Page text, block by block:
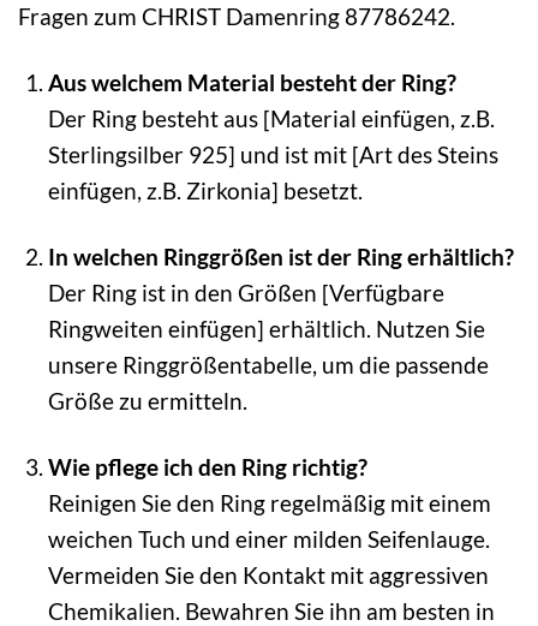
Fragen zum CHRIST Damenring 87786242.
Aus welchem Material besteht der Ring?
Der Ring besteht aus [Material einfügen, z.B.
Sterlingsilber 925] und ist mit [Art des Steins
einfügen, z.B. Zirkonia] besetzt.
In welchen Ringgrößen ist der Ring erhältlich?
Der Ring ist in den Größen [Verfügbare
Ringweiten einfügen] erhältlich. Nutzen Sie
unsere Ringgrößentabelle, um die passende
Größe zu ermitteln.
Wie pflege ich den Ring richtig?
Reinigen Sie den Ring regelmäßig mit einem
weichen Tuch und einer milden Seifenlauge.
Vermeiden Sie den Kontakt mit aggressiven
Chemikalien. Bewahren Sie ihn am besten in